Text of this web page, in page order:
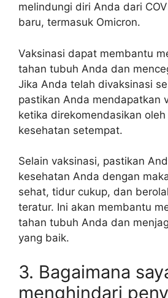
melindungi diri Anda dari
baru, termasuk Omicron.
Vaksinasi dapat membantu
tahan tubuh Anda dan
Jika Anda telah divaksinasi
pastikan Anda mendapatkan
ketika direkomendasikan
kesehatan setempat.
Selain vaksinasi, pastikan
kesehatan Anda dengan
sehat, tidur cukup, dan
teratur. Ini akan membantu
tahan tubuh Anda dan
yang baik.
3. Bagaimana
menghindari